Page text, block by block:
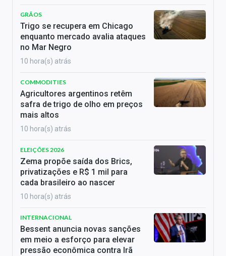
GRÃOS
Trigo se recupera em Chicago
enquanto mercado avalia ataques
no Mar Negro
10 hora(s) atrás
COMMODITIES
Agricultores argentinos retêm
safra de trigo de olho em preços
mais altos
10 hora(s) atrás
ELEIÇÕES 2026
Zema propõe saída dos Brics,
privatizações e R$ 1 mil para
cada brasileiro ao nascer
10 hora(s) atrás
INTERNACIONAL
Bessent anuncia novas sanções
em meio a esforço para elevar
pressão econômica contra Irã